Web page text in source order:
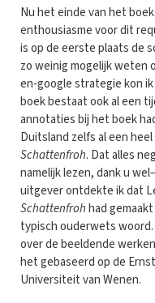
Nu het einde van het
enthousiasme voor dit
is op de eerste plaats de
zo weinig mogelijk weten
en-google strategie kon
boek bestaat ook al een
annotaties bij het boek
Duitsland zelfs al een
Schattenfroh. Dat alles
namelijk lezen, dank u
uitgever ontdekte ik dat
Schattenfrohhad
typisch ouderwets
over de beeldende
het gebaseerd op de
Universiteit van Wenen.